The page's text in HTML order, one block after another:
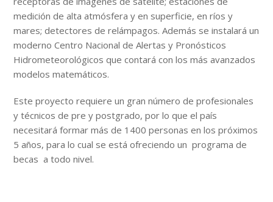
medición de alta atmósfera y en superficie, en ríos y
mares; detectores de relámpagos. Además se instalará un
moderno Centro Nacional de Alertas y Pronósticos
Hidrometeorológicos que contará con los más avanzados
modelos matemáticos.
Este proyecto requiere un gran número de profesionales
y técnicos de pre y postgrado, por lo que el país
necesitará formar más de 1400 personas en los próximos
5 años, para lo cual se está ofreciendo un programa de
becas a todo nivel.